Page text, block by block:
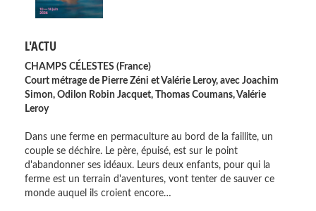
L'ACTU
CHAMPS CÉLESTES (France)
Court métrage de Pierre Zéni et Valérie Leroy, avec Joachim
Simon, Odilon Robin Jacquet, Thomas Coumans, Valérie
Leroy
Dans une ferme en permaculture au bord de la faillite, un
couple se déchire. Le père, épuisé, est sur le point
d'abandonner ses idéaux. Leurs deux enfants, pour qui la
ferme est un terrain d'aventures, vont tenter de sauver ce
monde auquel ils croient encore…